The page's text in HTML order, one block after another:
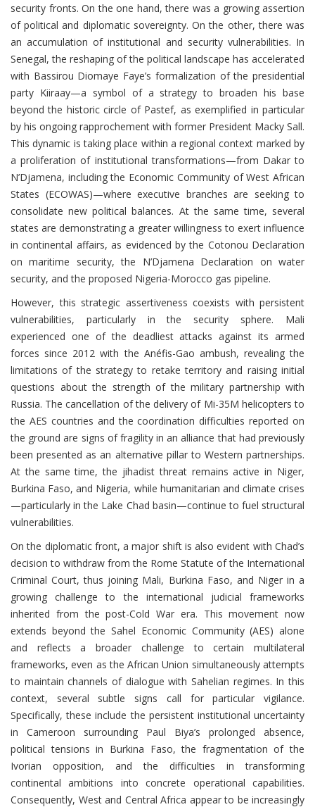
security fronts. On the one hand, there was a growing assertion
of political and diplomatic sovereignty. On the other, there was
an accumulation of institutional and security vulnerabilities. In
Senegal, the reshaping of the political landscape has accelerated
with Bassirou Diomaye Faye’s formalization of the presidential
party Kiiraay—a symbol of a strategy to broaden his base
beyond the historic circle of Pastef, as exemplified in particular
by his ongoing rapprochement with former President Macky Sall.
This dynamic is taking place within a regional context marked by
a proliferation of institutional transformations—from Dakar to
N’Djamena, including the Economic Community of West African
States (ECOWAS)—where executive branches are seeking to
consolidate new political balances. At the same time, several
states are demonstrating a greater willingness to exert influence
in continental affairs, as evidenced by the Cotonou Declaration
on maritime security, the N’Djamena Declaration on water
security, and the proposed Nigeria-Morocco gas pipeline.
However, this strategic assertiveness coexists with persistent
vulnerabilities, particularly in the security sphere. Mali
experienced one of the deadliest attacks against its armed
forces since 2012 with the Anéfis-Gao ambush, revealing the
limitations of the strategy to retake territory and raising initial
questions about the strength of the military partnership with
Russia. The cancellation of the delivery of Mi-35M helicopters to
the AES countries and the coordination difficulties reported on
the ground are signs of fragility in an alliance that had previously
been presented as an alternative pillar to Western partnerships.
At the same time, the jihadist threat remains active in Niger,
Burkina Faso, and Nigeria, while humanitarian and climate crises
—particularly in the Lake Chad basin—continue to fuel structural
vulnerabilities.
On the diplomatic front, a major shift is also evident with Chad’s
decision to withdraw from the Rome Statute of the International
Criminal Court, thus joining Mali, Burkina Faso, and Niger in a
growing challenge to the international judicial frameworks
inherited from the post-Cold War era. This movement now
extends beyond the Sahel Economic Community (AES) alone
and reflects a broader challenge to certain multilateral
frameworks, even as the African Union simultaneously attempts
to maintain channels of dialogue with Sahelian regimes. In this
context, several subtle signs call for particular vigilance.
Specifically, these include the persistent institutional uncertainty
in Cameroon surrounding Paul Biya’s prolonged absence,
political tensions in Burkina Faso, the fragmentation of the
Ivorian opposition, and the difficulties in transforming
continental ambitions into concrete operational capabilities.
Consequently, West and Central Africa appear to be increasingly